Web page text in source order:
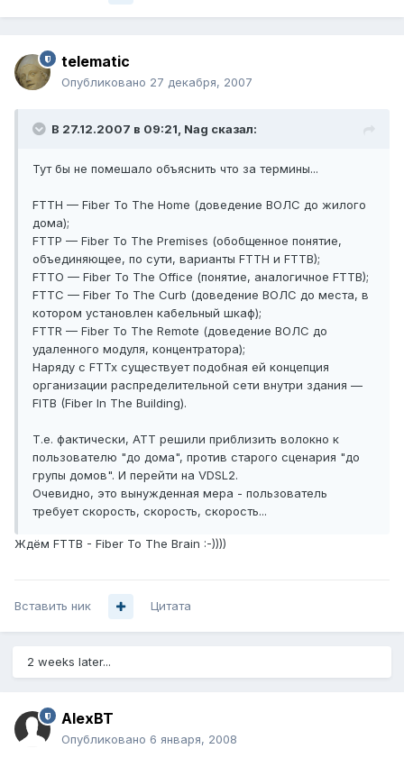
telematic
Опубликовано 27 декабря, 2007
В 27.12.2007 в 09:21, Nag сказал:
Тут бы не помешало объяснить что за термины...
FTTH — Fiber To The Home (доведение ВОЛС до жилого
дома);
FTTP — Fiber To The Premises (обобщенное понятие,
объединяющее, по сути, варианты FTTH и FTTB);
FTTO — Fiber To The Office (понятие, аналогичное FTTB);
FTTC — Fiber To The Curb (доведение ВОЛС до места, в
котором установлен кабельный шкаф);
FTTR — Fiber To The Remote (доведение ВОЛС до
удаленного модуля, концентратора);
Наряду с FTTx существует подобная ей концепция
организации распределительной сети внутри здания —
FITB (Fiber In The Building).
Т.е. фактически, АТТ решили приблизить волокно к
пользователю "до дома", против старого сценария "до
групы домов". И перейти на VDSL2.
Очевидно, это вынужденная мера - пользователь
требует скорость, скорость, скорость...
Ждём FTTB - Fiber To The Brain :-))))
Вставить ник Цитата
2 weeks later...
AlexBT
Опубликовано 6 января, 2008